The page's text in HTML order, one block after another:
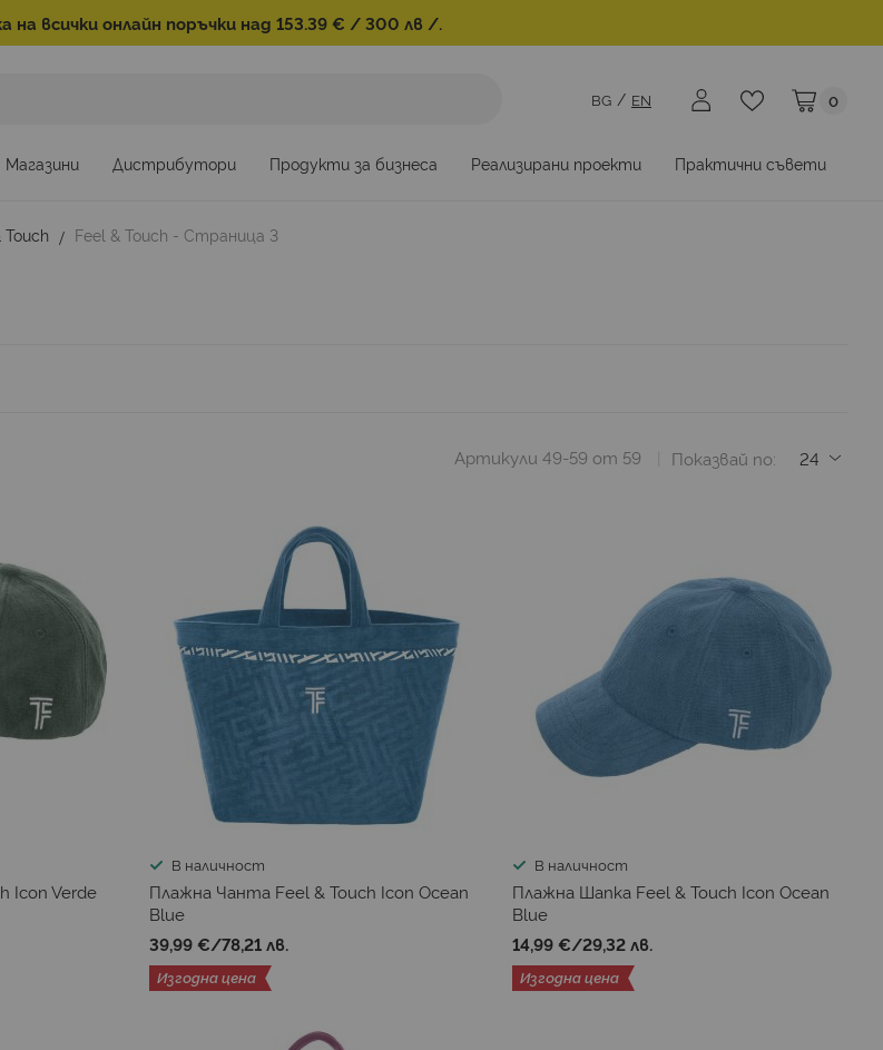
на всички онлайн поръчки над 153.39 € / 300 лв /.
Моята
0
BG EN
Магазини Дистрибутори Продукти за бизнеса Реализирани проекти Практични съвети
Touch Feel & Touch - Страница 3
Показвай по
Артикули 49-59 от 59
Icon Verde
В наличност
Плажна Чанта Feel & Touch Icon Ocean
Blue
39,99 €/78,21 лв.
Изгодна цена
В наличност
Плажна Шапка Feel & Touch Icon Ocean
Blue
14,99 €/29,32 лв.
Изгодна цена